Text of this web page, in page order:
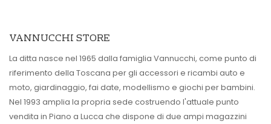
VANNUCCHI STORE
La ditta nasce nel 1965 dalla famiglia Vannucchi, come punto di
riferimento della Toscana per gli accessori e ricambi auto e
moto, giardinaggio, fai date, modellismo e giochi per bambini.
Nel 1993 amplia la propria sede costruendo l'attuale punto
vendita in Piano a Lucca che dispone di due ampi magazzini